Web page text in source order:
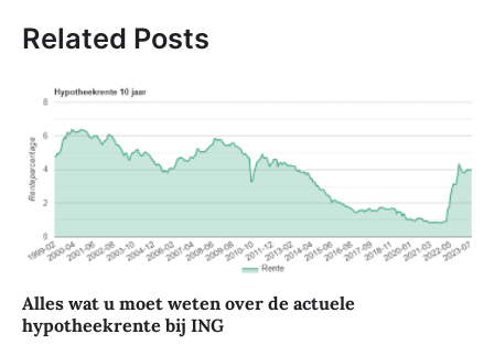
Related Posts
Alles wat u moet weten over de actuele
hypotheekrente bij ING